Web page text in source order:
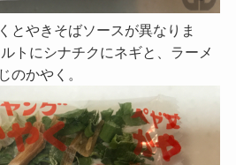
とやきそばソースが異なりま
トにシナチクにネギと、ラーメ
のかやく。